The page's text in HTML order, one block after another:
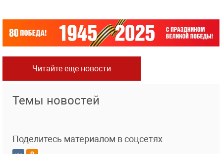
Читайте еще новости
Темы новостей
Поделитесь материалом в соцсетях